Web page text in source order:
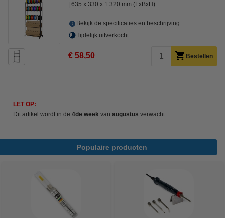
635 x 330 x 1.320 mm (LxBxH)
Bekijk de specificaties en beschrijving
Tijdelijk uitverkocht
€ 58,50 Bestellen
LET OP:
Dit artikel wordt in de 4de week van augustus verwacht.
Populaire producten